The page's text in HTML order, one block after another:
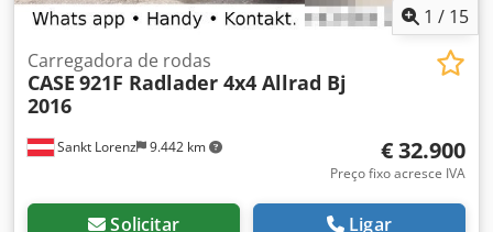
1 / 15
Sankt Lorenz 9.442 km
Carregadora de rodas
CASE 921F Radlader 4x4 Allrad Bj
2016
€ 32.900
Preço fixo acresce IVA
Solicitar Ligar